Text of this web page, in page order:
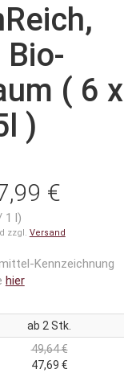
Bio-
( 6 x
)
€
1 l)
zzgl. Versand
Kennzeichnung
hier
ab 2 Stk.
49,64 €
47,69 €